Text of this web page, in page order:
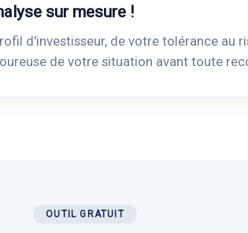
sur mesure !
d'investisseur, de votre tolérance au
de votre situation avant toute
OUTIL GRATUIT